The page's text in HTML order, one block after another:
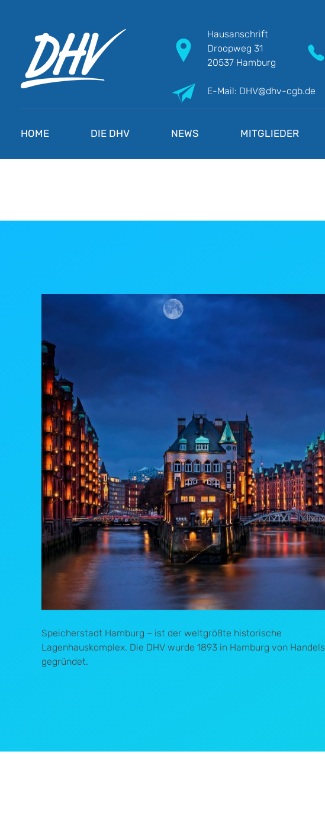
Hausanschrift
Droopweg 31
20537 Hamburg
E-Mail: DHV@dhv-cgb.de
HOME DIE DHV NEWS MITGLIEDER
Speicherstadt Hamburg – ist der weltgrößte historische
Lagenhauskomplex. Die DHV wurde 1893 in Hamburg von
gegründet.